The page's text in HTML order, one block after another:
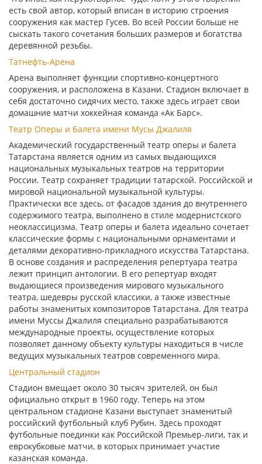
есть свой автор, который вписан в историю строения
сооружения как мастер Гусев. Во всей России больше не
сыскать такого сочетания больших размеров и богатства
деревянной резьбы.
Татнефть-Арена
Арена выполняет функции спортивно-концертного
сооружения, и расположена в Казани. Стадион включает в
себя достаточно сидячих место, также здесь играет свои
домашние матчи хоккейная команда «Ак Барс».
Театр Оперы и Балета имени Мусы Джалиля
Академический государственный театр оперы и балета
Татарстана является одним из самых выдающихся
национальных музыкальных театров на территории
России. Театр сохраняет традиции татарской. Российской и
мировой национальной музыкальной культуры.
Практически все здесь, от фасадов здания до внутреннего
содержимого театра, выполнено в стиле модернистского
неоклассицизма. Театр оперы и балета идеально сочетает
классические формы с национальными орнаментами и
деталями декоративно-прикладного искусства Татарстана.
В основе создания и распределения репертуара театра
лежит принцип антологии. В его репертуар входят
выдающиеся произведения мирового музыкального
театра, шедевры русской классики, а также известные
работы знаменитых композиторов Татарстана. Для театра
имени Муссы Джалиля специально разрабатываются
международные проекты, осуществление которых
позволяет данному объекту культуры находиться в числе
ведущих музыкальных театров современного мира.
Центральный стадион
Стадион вмещает около 30 тысяч зрителей, он был
официально открыт в 1960 году. Теперь на этом
центральном стадионе Казани выступает знаменитый
российский футбольный клуб Рубин. Здесь проходят
футбольные поединки как Российской Премьер-лиги, так и
еврокубковые матчи, в которых принимает участие
казанская команда.